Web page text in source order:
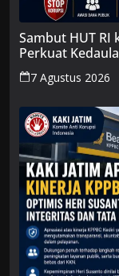
Sambut HUT RI
Perkuat
7 Agustus 2026